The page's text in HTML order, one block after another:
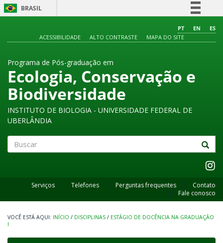
BRASIL
Comunica BR
Acesso à informação
Legislação
PT EN
ES
ACESSIBILIDADE
ALTO CONTRASTE MAPA DO SITE
Programa de Pós-graduação em
Ecologia, Conservação e
Biodiversidade
INSTITUTO DE BIOLOGIA - UNIVERSIDADE FEDERAL DE
UBERLÂNDIA
Serviços Telefones Perguntas frequentes
Contato
Fale conosco
INÍCIO / DISCIPLINAS / ESTÁGIO DE DOCÊNCIA NA GRADUAÇÃO
I